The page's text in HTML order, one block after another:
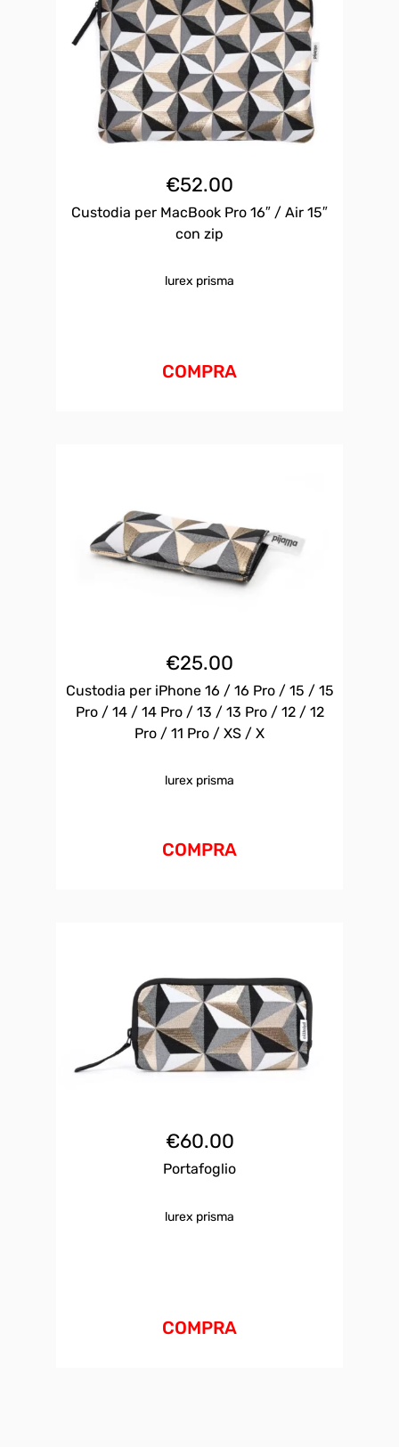
€52.00
Custodia per MacBook Pro 16″ / Air 15″
con zip
lurex prisma
COMPRA
€25.00
Custodia per iPhone 16 / 16 Pro / 15 / 15
Pro / 14 / 14 Pro / 13 / 13 Pro / 12 / 12
Pro / 11 Pro / XS / X
lurex prisma
COMPRA
€60.00
Portafoglio
lurex prisma
COMPRA